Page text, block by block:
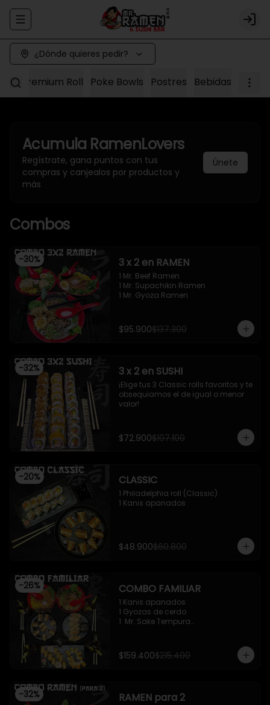
Abrir menu de navegación Login
¿Dónde quieres pedir?
Premium Roll Poke Bowls Postres Bebidas
Acumula RamenLovers
Regístrate, gana puntos con tus
compras y canjealos por productos y
más
Únete
Combos
-30% 3 x 2 en RAMEN
1 Mr. Beef Ramen
1 Mr. Supachikin Ramen
1 Mr. Gyoza Ramen
$95.900$137.300
-32% 3 x 2 en SUSHI
¡Elige tus 3 Classic rolls favoritos y te
obsequiamos el de igual o menor
valor!
$72.900$107.100
-20% CLASSIC
1 Philadelphia roll (Classic)
1 Kanis apanados
$48.900$60.800
-26% COMBO FAMILIAR
1 Kanis apanados
1 Gyozas de cerdo
1  Mr. Sake Tempura
1 Mr. Beef Ramen
$159.400$215.400
-32% RAMEN para 2